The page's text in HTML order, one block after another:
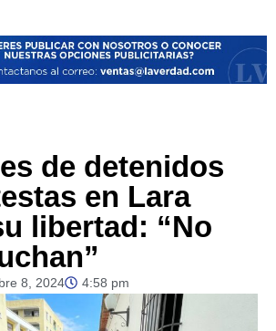
de detenidos
en Lara
libertad: “No
8, 2024 4:58 pm